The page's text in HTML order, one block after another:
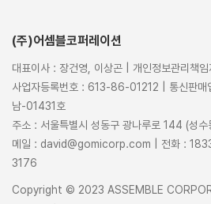
(주)어셈블코퍼레이션
대표이사 : 장건영, 이상곤 | 개인정보관리책
사업자등록번호 : 613-86-01212 | 통신판매
남-01431호
주소 : 서울특별시 성동구 광나루로 144 (성수
메일 : david@gomicorp.com | 전화 :
3176
Copyright © 2023 ASSEMBLE